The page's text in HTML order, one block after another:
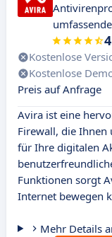
Kostenlose
Kostenlose
Preis auf Anfrage
Avira ist eine
Firewall, die Ihnen
für Ihre digitalen
Funktionen sorgt
Internet bewegen
Mehr Details